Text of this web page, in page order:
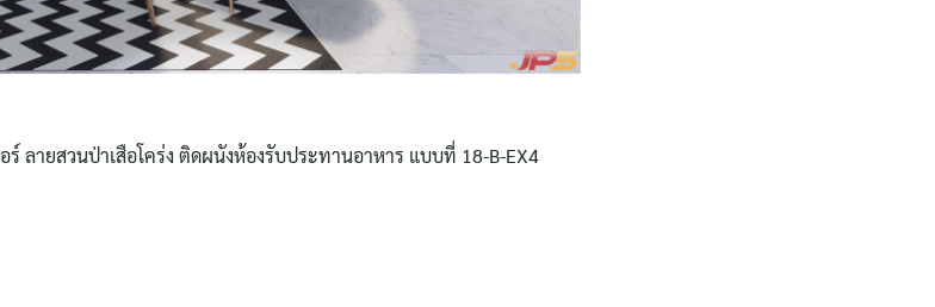
ลายสวนป่าเสือโคร่ง ติดผนังห้องรับประทานอาหาร แบบที่ 18-B-EX4